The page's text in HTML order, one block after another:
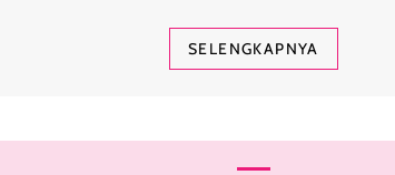
SELENGKAPNYA